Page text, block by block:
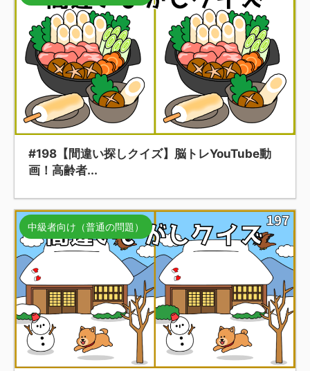
#198【間違い探しクイズ】脳トレYouTube動
画！高齢者...
中級者向け（普通の問題）